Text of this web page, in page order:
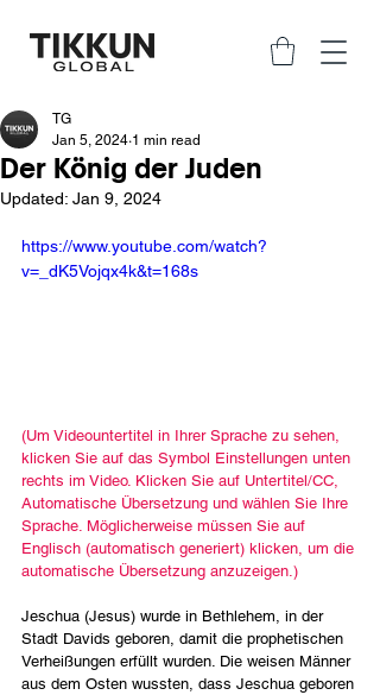
Der König der Juden
TG
Jan 5, 2024 1 min read
Updated: Jan 9, 2024
https://www.youtube.com/watch?
v=_dK5Vojqx4k&t=168s
(Um Videountertitel in Ihrer Sprache zu sehen,
klicken Sie auf das Symbol Einstellungen unten
rechts im Video. Klicken Sie auf Untertitel/CC,
Automatische Übersetzung und wählen Sie Ihre
Sprache. Möglicherweise müssen Sie auf
Englisch (automatisch generiert) klicken, um die
automatische Übersetzung anzuzeigen.)
Jeschua (Jesus) wurde in Bethlehem, in der
Stadt Davids geboren, damit die prophetischen
Verheißungen erfüllt wurden. Die weisen Männer
aus dem Osten wussten, dass Jeschua geboren